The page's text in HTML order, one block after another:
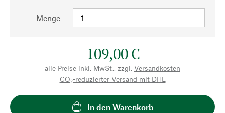
Menge
109,00 €
alle Preise inkl. MwSt., zzgl. Versandkosten
CO₂-reduzierter Versand mit DHL
In den Warenkorb